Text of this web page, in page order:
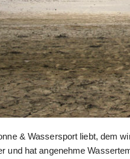
& Wassersport liebt, dem
und hat angenehme